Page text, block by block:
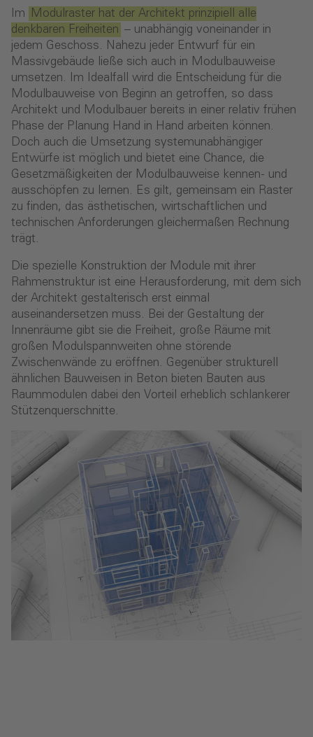
Im
Modulraster hat der Architekt prinzipiell alle
denkbaren Freiheiten – unabhängig voneinander in
jedem Geschoss. Nahezu jeder Entwurf für ein
Massivgebäude ließe sich auch in Modulbauweise
umsetzen. Im Idealfall wird die Entscheidung für die
Modulbauweise von Beginn an getroffen, so dass
Architekt und Modulbauer bereits in einer relativ frühen
Phase der Planung Hand in Hand arbeiten können.
Doch auch die Umsetzung systemunabhängiger
Entwürfe ist möglich und bietet eine Chance, die
Gesetzmäßigkeiten der Modulbauweise kennen- und
ausschöpfen zu lernen. Es gilt, gemeinsam ein Raster
zu finden, das ästhetischen, wirtschaftlichen und
technischen Anforderungen gleichermaßen Rechnung
trägt.
Die spezielle Konstruktion der Module mit ihrer
Rahmenstruktur ist eine Herausforderung, mit dem sich
der Architekt gestalterisch erst einmal
auseinandersetzen muss. Bei der Gestaltung der
Innenräume gibt sie die Freiheit, große Räume mit
großen Modulspannweiten ohne störende
Zwischenwände zu eröffnen. Gegenüber strukturell
ähnlichen Bauweisen in Beton bieten Bauten aus
Raummodulen dabei den Vorteil erheblich schlankerer
Stützenquerschnitte.